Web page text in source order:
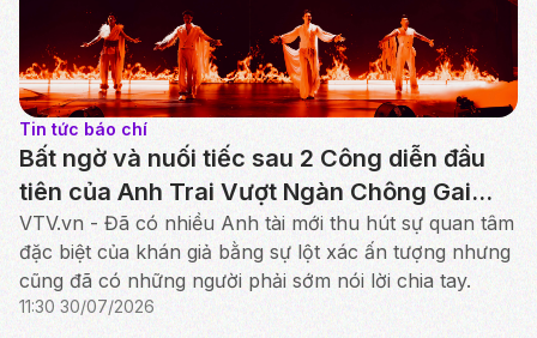
Tin tức báo chí
Bất ngờ và nuối tiếc sau 2 Công diễn đầu
tiên của Anh Trai Vượt Ngàn Chông Gai
2026
VTV.vn - Đã có nhiều Anh tài mới thu hút sự quan tâm
đặc biệt của khán giả bằng sự lột xác ấn tượng nhưng
cũng đã có những người phải sớm nói lời chia tay.
11:30 30/07/2026